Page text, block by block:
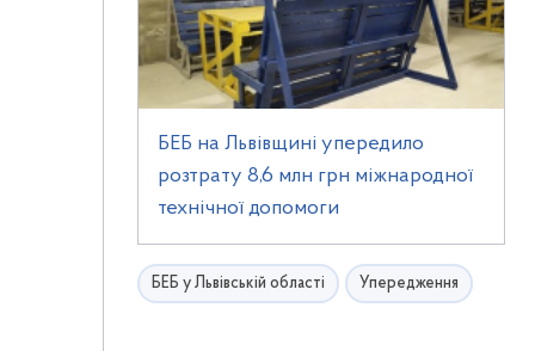
БЕБ на Львівщині упередило
розтрату 8,6 млн грн міжнародної
технічної допомоги
БЕБ у Львівській області Упередження